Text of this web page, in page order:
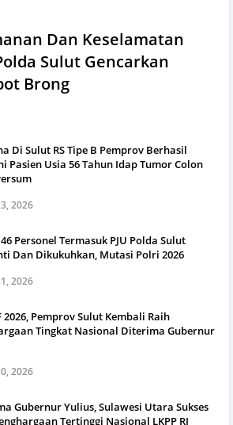
Dan Keselamatan
Sulut Gencarkan
Brong
Di Sulut RS Tipe B Pemprov Berhasil
Pasien Usia 56 Tahun Idap Tumor Colon
2026
Personel Termasuk PJU Polda Sulut
Dan Dikukuhkan, Mutasi Polri 2026
2026
2026, Pemprov Sulut Kembali Raih
Tingkat Nasional Diterima Gubernur
2026
Gubernur Yulius, Sulawesi Utara Sukses
Tertinggi Nasional LKPP RI